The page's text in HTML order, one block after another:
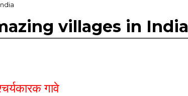
Amazing villages in India
गावे